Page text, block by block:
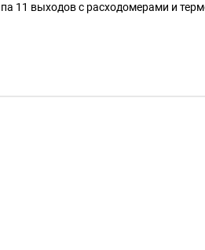
11 выходов с расходомерами и